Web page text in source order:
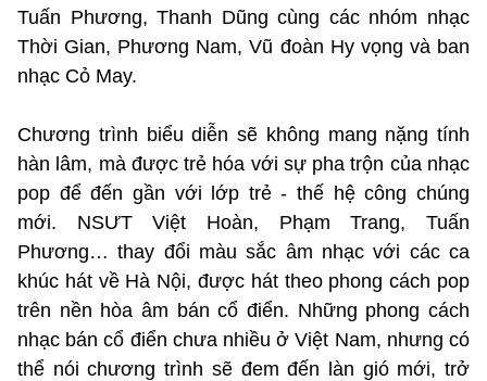
Tuấn Phương, Thanh Dũng cùng các nhóm nhạc
Thời Gian, Phương Nam, Vũ đoàn Hy vọng và ban
nhạc Cỏ May.
Chương trình biểu diễn sẽ không mang nặng tính
hàn lâm, mà được trẻ hóa với sự pha trộn của nhạc
pop để đến gần với lớp trẻ - thế hệ công chúng
mới. NSƯT Việt Hoàn, Phạm Trang, Tuấn
Phương… thay đổi màu sắc âm nhạc với các ca
khúc hát về Hà Nội, được hát theo phong cách pop
trên nền hòa âm bán cổ điển. Những phong cách
nhạc bán cổ điển chưa nhiều ở Việt Nam, nhưng có
thể nói chương trình sẽ đem đến làn gió mới, trở